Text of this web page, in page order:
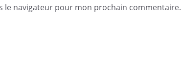
le navigateur pour mon prochain commentaire.